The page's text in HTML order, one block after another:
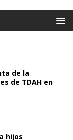
de la
de TDAH en
hijos